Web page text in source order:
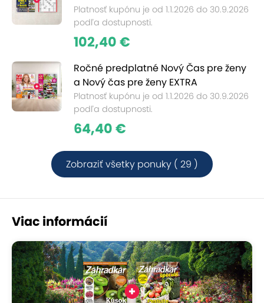
Platnosť kupónu je od 1.1.2026 do 30.9.2026
podľa dostupnosti.
102,40 €
Ročné predplatné Nový Čas pre ženy
a Nový čas pre ženy EXTRA
Platnosť kupónu je od 1.1.2026 do 30.9.2026
podľa dostupnosti.
64,40 €
Zobraziť všetky ponuky ( 29 )
Viac informácií